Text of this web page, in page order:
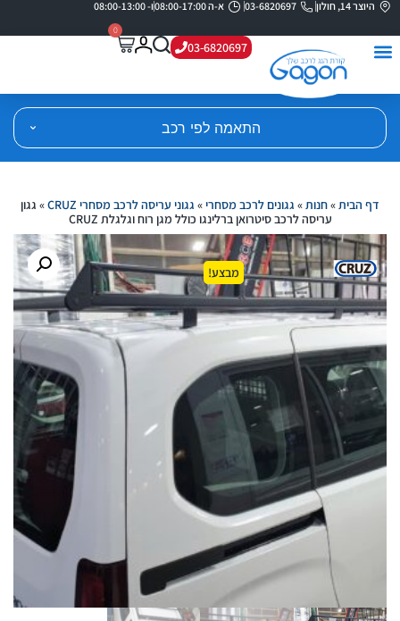
היוצר 14, חולון 03-6820697 א-ה 08:00-17:00 ו- 08:00-13:00
03-6820697
0
התאמה לפי רכב
דף הבית»חנות» גגונים לרכב מסחרי» גגוני עריסה לרכב מסחרי CRUZ » גגון
עריסה לרכב סיטרואן ברלינגו כולל מגן רוח וגלגלת CRUZ
מבצע!